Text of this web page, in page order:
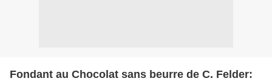
Fondant au Chocolat sans beurre de C. Felder: